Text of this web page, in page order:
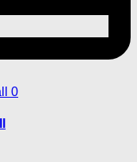
0